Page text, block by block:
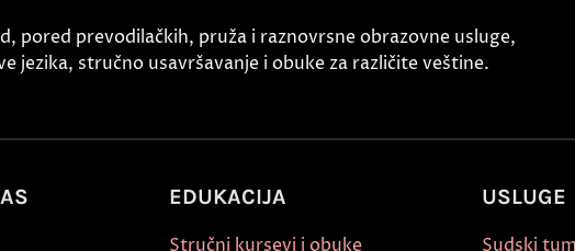
pored prevodilačkih, pruža i raznovrsne obrazovne usluge,
jezika, stručno usavršavanje i obuke za različite veštine.
EDUKACIJA
Stručni kursevi i obuke
USLUGE
Sudski